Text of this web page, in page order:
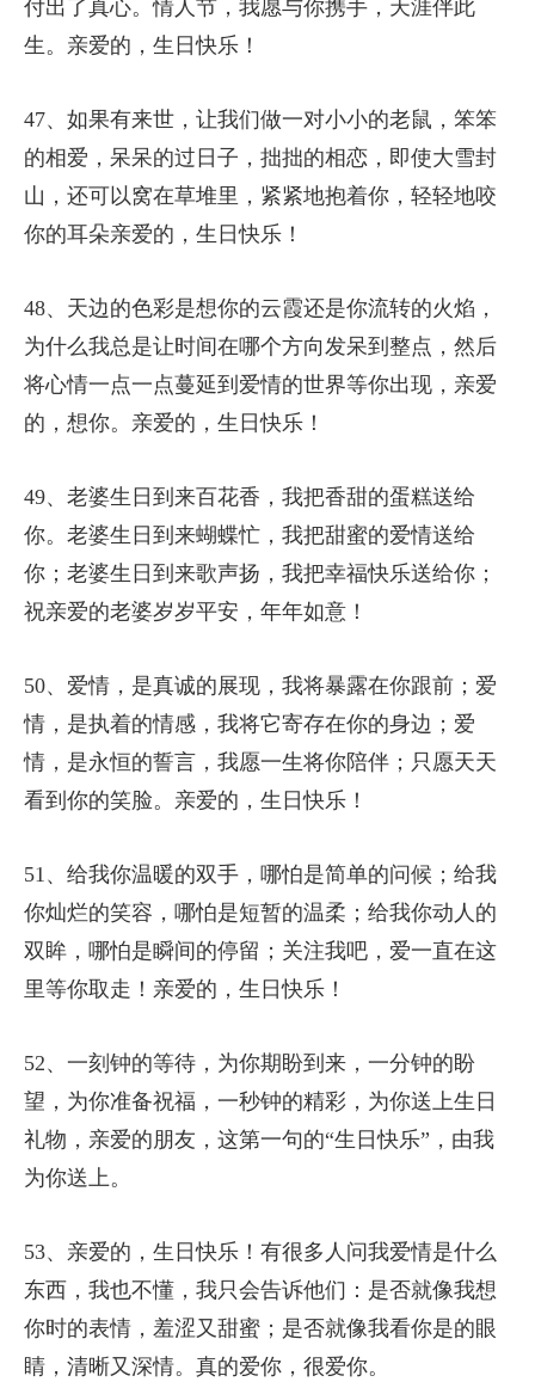
付出了真心。情人节，我愿与你携手，天涯伴此
生。亲爱的，生日快乐！
47、如果有来世，让我们做一对小小的老鼠，笨笨
的相爱，呆呆的过日子，拙拙的相恋，即使大雪封
山，还可以窝在草堆里，紧紧地抱着你，轻轻地咬
你的耳朵亲爱的，生日快乐！
48、天边的色彩是想你的云霞还是你流转的火焰，
为什么我总是让时间在哪个方向发呆到整点，然后
将心情一点一点蔓延到爱情的世界等你出现，亲爱
的，想你。亲爱的，生日快乐！
49、老婆生日到来百花香，我把香甜的蛋糕送给
你。老婆生日到来蝴蝶忙，我把甜蜜的爱情送给
你；老婆生日到来歌声扬，我把幸福快乐送给你；
祝亲爱的老婆岁岁平安，年年如意！
50、爱情，是真诚的展现，我将暴露在你跟前；爱
情，是执着的情感，我将它寄存在你的身边；爱
情，是永恒的誓言，我愿一生将你陪伴；只愿天天
看到你的笑脸。亲爱的，生日快乐！
51、给我你温暖的双手，哪怕是简单的问候；给我
你灿烂的笑容，哪怕是短暂的温柔；给我你动人的
双眸，哪怕是瞬间的停留；关注我吧，爱一直在这
里等你取走！亲爱的，生日快乐！
52、一刻钟的等待，为你期盼到来，一分钟的盼
望，为你准备祝福，一秒钟的精彩，为你送上生日
礼物，亲爱的朋友，这第一句的“生日快乐”，由我
为你送上。
53、亲爱的，生日快乐！有很多人问我爱情是什么
东西，我也不懂，我只会告诉他们：是否就像我想
你时的表情，羞涩又甜蜜；是否就像我看你是的眼
睛，清晰又深情。真的爱你，很爱你。